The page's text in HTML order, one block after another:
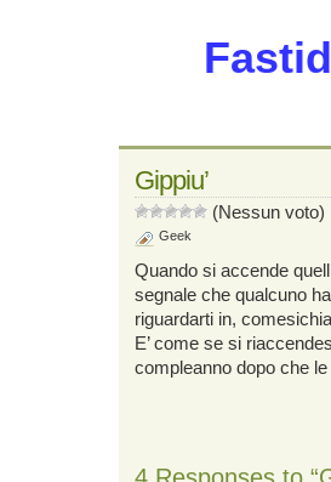
Gippiu’
(Nessun voto)
Geek
Quando si accende
segnale che qualcuno
riguardarti in,
E’ come se si
compleanno dopo che